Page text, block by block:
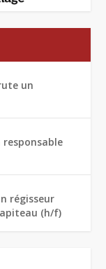
un
responsable
régisseur
(h/f)